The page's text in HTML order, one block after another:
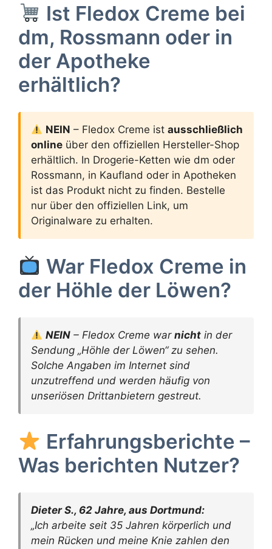
Ist Fledox Creme bei
dm, Rossmann oder in
der Apotheke
erhältlich?
NEIN – Fledox Creme istausschließlich
online über den offiziellen Hersteller-Shop
erhältlich. In Drogerie-Ketten wie dm oder
Rossmann, in Kaufland oder in Apotheken
ist das Produkt nicht zu finden. Bestelle
nur über den offiziellen Link, um
Originalware zu erhalten.
War Fledox Creme in
der Höhle der Löwen?
NEIN – Fledox Creme warnicht in der
Sendung „Höhle der Löwen“ zu sehen.
Solche Angaben im Internet sind
unzutreffend und werden häufig von
unseriösen Drittanbietern gestreut.
Erfahrungsberichte –
Was berichten Nutzer?
Dieter S., 62 Jahre, aus Dortmund:
„Ich arbeite seit 35 Jahren körperlich und
mein Rücken und meine Knie zahlen den